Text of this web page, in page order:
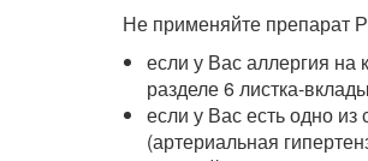
Не применяйте препарат
если у Вас аллергия
разделе 6 листка-
если у Вас есть одно
(артериальная